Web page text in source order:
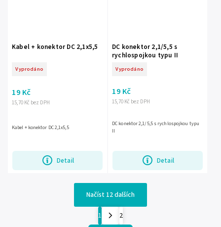
Kabel + konektor DC 2,1x5,5
Vyprodáno
15,70 Kč bez DPH
19 Kč
Detail
Kabel + konektor DC 2,1x5,5
DC konektor 2,1/5,5 s
rychlospojkou typu II
Vyprodáno
15,70 Kč bez DPH
19 Kč
Detail
DC konektor 2,1/5,5 s rychlospojkou typu
II
Načíst 12 dalších
1
2